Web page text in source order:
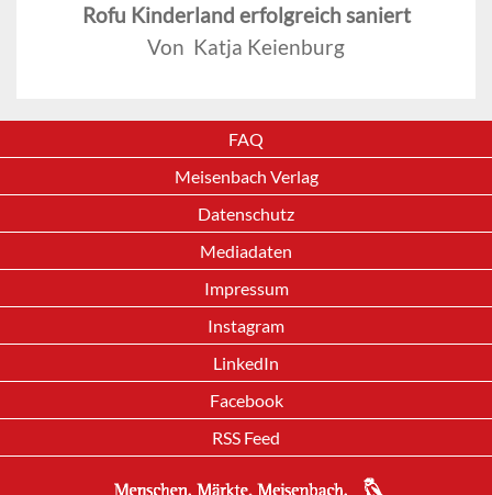
Rofu Kinderland erfolgreich saniert
Von Katja Keienburg
FAQ
Meisenbach Verlag
Datenschutz
Mediadaten
Impressum
Instagram
LinkedIn
Facebook
RSS Feed